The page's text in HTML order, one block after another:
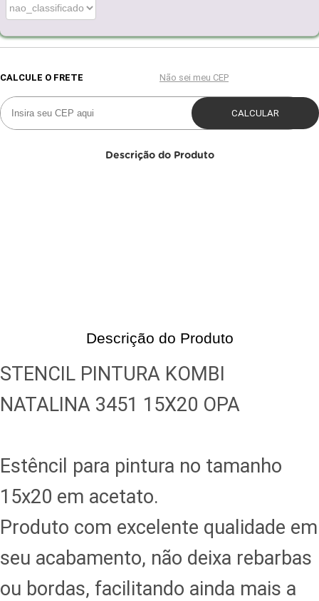
Descrição do Produto
Descrição do Produto
STENCIL PINTURA KOMBI
NATALINA 3451 15X20 OPA
Estêncil para pintura no tamanho
15x20 em acetato.
Produto com excelente qualidade em
seu acabamento, não deixa rebarbas
ou bordas, facilitando ainda mais a